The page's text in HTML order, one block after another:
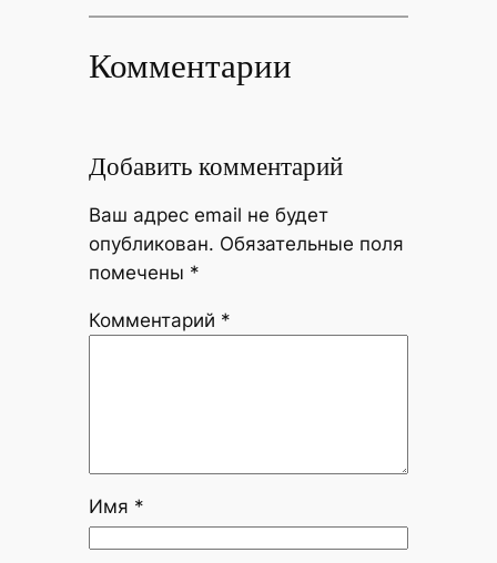
Комментарии
Добавить комментарий
Ваш адрес email не будет
опубликован. Обязательные поля
помечены *
Комментарий *
Имя *